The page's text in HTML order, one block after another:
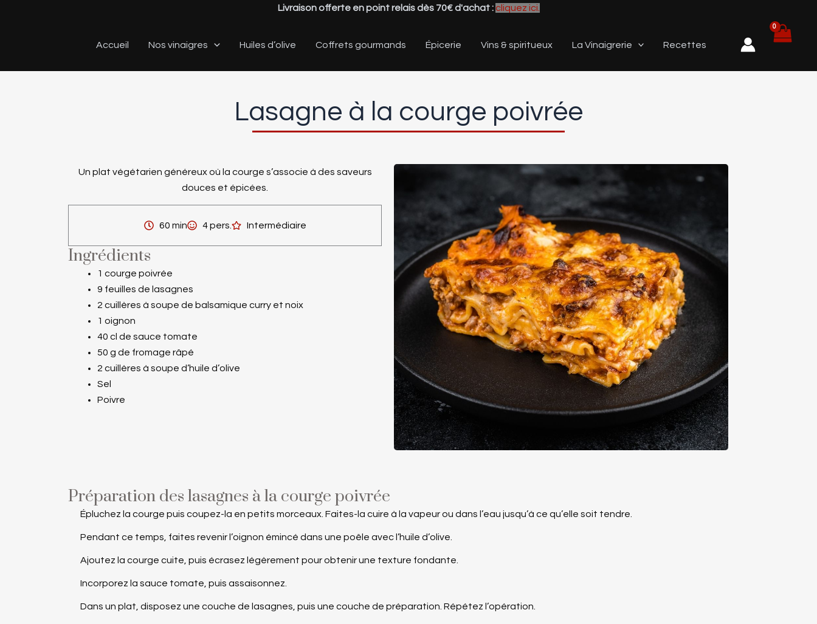
Livraison offerte en point relais dès 70€ d'achat : cliquez ici.
Accueil Nos vinaigres Huiles d’olive Coffrets gourmands Épicerie Vins & spiritueux La Vinaigrerie Recettes
Lasagne à la courge poivrée
Un plat végétarien généreux où la courge s’associe à des saveurs
douces et épicées.
60 min 4 pers. Intermédiaire
Ingrédients
1 courge poivrée
9 feuilles de lasagnes
2 cuillères à soupe de balsamique curry et noix
1 oignon
40 cl de sauce tomate
50 g de fromage râpé
2 cuillères à soupe d’huile d’olive
Sel
Poivre
Préparation des lasagnes à la courge poivrée
Épluchez la courge puis coupez-la en petits morceaux. Faites-la cuire à la vapeur ou dans l’eau jusqu’à ce qu’elle soit tendre.
Pendant ce temps, faites revenir l’oignon émincé dans une poêle avec l’huile d’olive.
Ajoutez la courge cuite, puis écrasez légèrement pour obtenir une texture fondante.
Incorporez la sauce tomate, puis assaisonnez.
Dans un plat, disposez une couche de lasagnes, puis une couche de préparation. Répétez l’opération.